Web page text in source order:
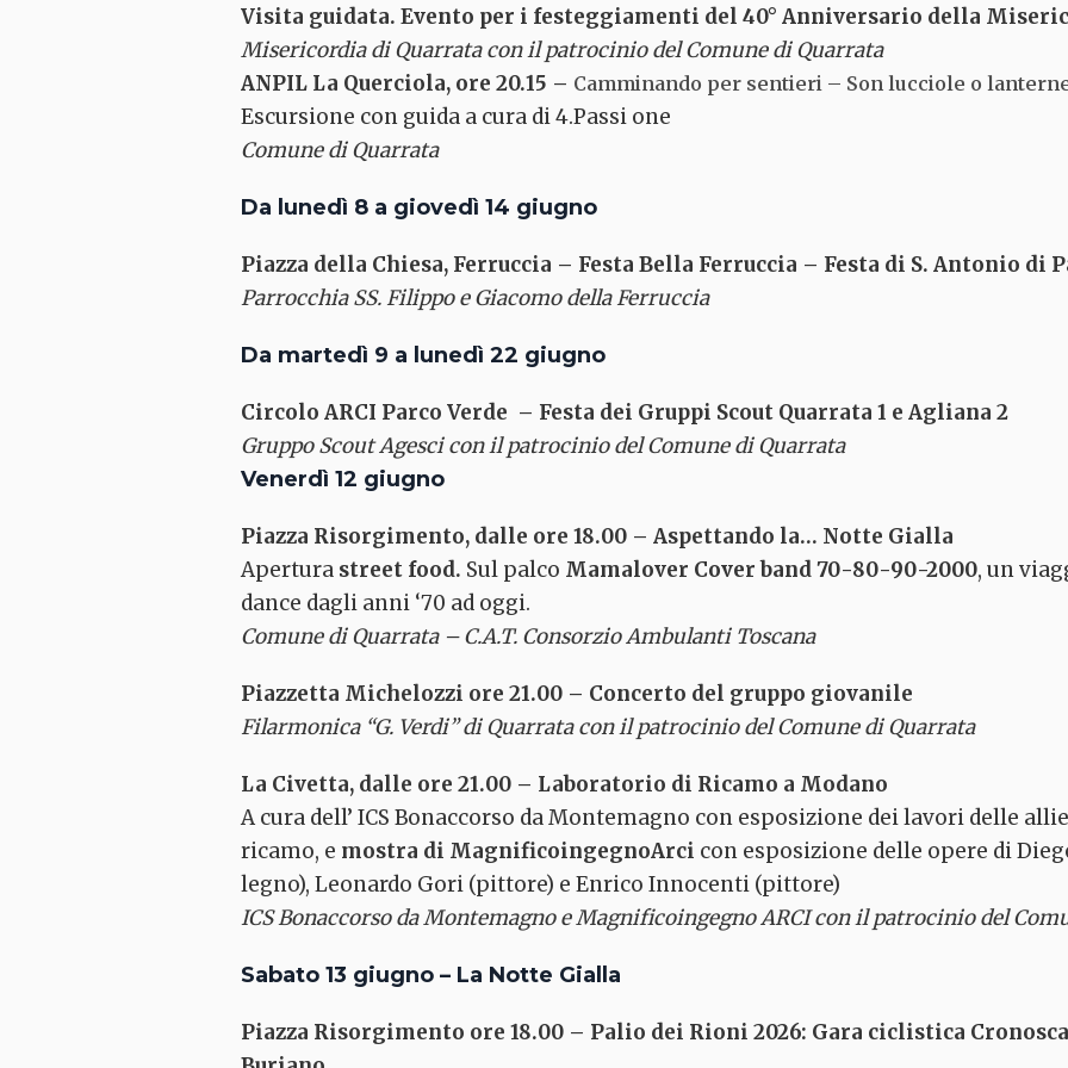
Visita guidata. Evento per i festeggiamenti del 40° Anniversario della
Misericordia di Quarrata con il patrocinio del Comune di Quarrata
ANPIL La Querciola, ore 20.15 – Camminando per sentieri – Son lucciole o
Escursione con guida a cura di 4.Passi one
Comune di Quarrata
Da lunedì 8 a giovedì 14 giugno
Piazza della Chiesa, Ferruccia – Festa Bella Ferruccia – Festa di S. Antonio di
Parrocchia SS. Filippo e Giacomo della Ferruccia
Da martedì 9 a lunedì 22 giugno
Circolo ARCI Parco Verde – Festa dei Gruppi Scout Quarrata 1 e Agliana 2
Gruppo Scout Agesci con il patrocinio del Comune di Quarrata
Venerdì 12 giugno
Piazza Risorgimento, dalle ore 18.00 – Aspettando la… Notte Gialla
Apertura street food. Sul palco Mamalover Cover band 70-80-90-2000, un
dance dagli anni ‘70 ad oggi.
Comune di Quarrata – C.A.T. Consorzio Ambulanti Toscana
Piazzetta Michelozzi ore 21.00 – Concerto del gruppo giovanile
Filarmonica “G. Verdi” di Quarrata con il patrocinio del Comune di Quarrata
La Civetta, dalle ore 21.00 – Laboratorio di Ricamo a Modano
A cura dell’ ICS Bonaccorso da Montemagno con esposizione dei lavori delle
ricamo, e mostra di MagnificoingegnoArci con esposizione delle opere di
legno), Leonardo Gori (pittore) e Enrico Innocenti (pittore)
ICS Bonaccorso da Montemagno e Magnificoingegno ARCI con il patrocinio del
Sabato 13 giugno – La Notte Gialla
Piazza Risorgimento ore 18.00 – Palio dei Rioni 2026: Gara ciclistica